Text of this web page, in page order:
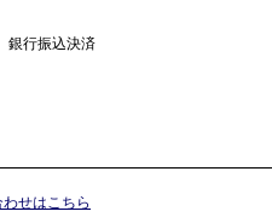
銀行振込決済
せはこちら